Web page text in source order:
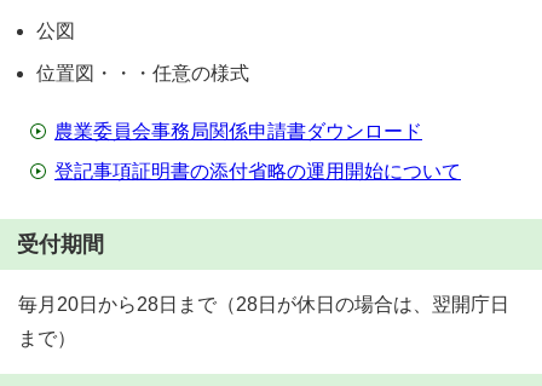
公図
位置図・・・任意の様式
農業委員会事務局関係申請書ダウンロード
登記事項証明書の添付省略の運用開始について
受付期間
毎月20日から28日まで（28日が休日の場合は、翌開庁日
まで）